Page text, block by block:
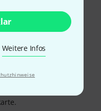
Weitere Infos
per Nachnahme,